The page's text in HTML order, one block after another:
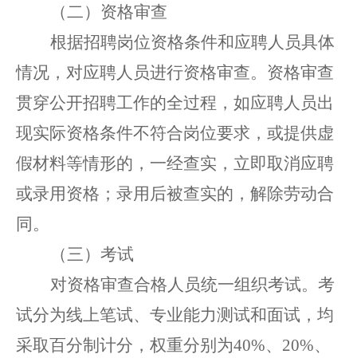
（二）资格审查
根据招聘岗位资格条件和应聘人员具体
情况，对应聘人员进行资格审查。资格审查
贯穿公开招聘工作的全过程 ， 如应聘人员出
现实际资格条件不符合岗位要求，或提供虚
假材料等情形的，一经查实， 立即取消应聘
或录用资格 ； 录用后被查实的，解除劳动合
同。
（三）考试
对资格审查合格人员统一组织考试。考
试分为线上笔试、专业能力测试和面试，均
采取百分制计分，权重分别为40%、20%、